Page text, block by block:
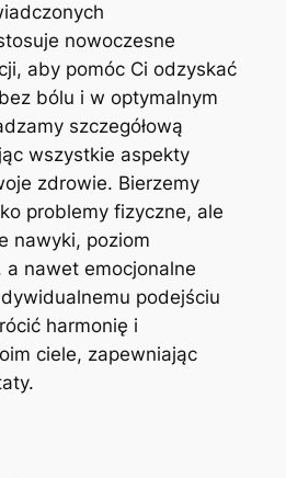
nowoczesne
aby pomóc Ci odzyskać
bólu i w optymalnym
szczegółową
wszystkie aspekty
zdrowie. Bierzemy
problemy fizyczne, ale
nawyki, poziom
nawet emocjonalne
podejściu
harmonię i
ciele, zapewniając